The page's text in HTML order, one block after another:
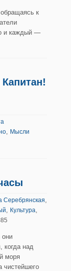
к
и каждый —
, Мысли
Серебрянская,
, Культура,
они
когда над
моря
чистейшего